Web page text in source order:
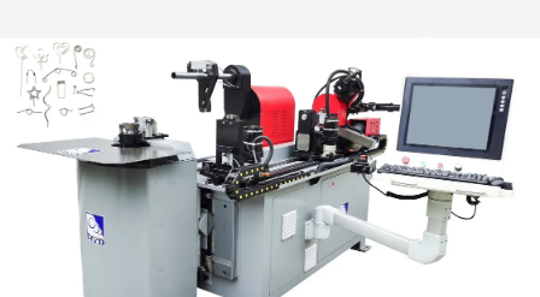
MAISON
PRODUITS
Spring
Machinery
Co.,
Rights